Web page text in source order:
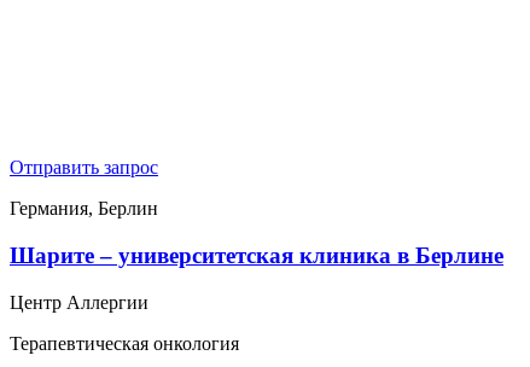
Отправить запрос
Германия, Берлин
Шарите – университетская клиника в Берлине
Центр Аллергии
Терапевтическая онкология